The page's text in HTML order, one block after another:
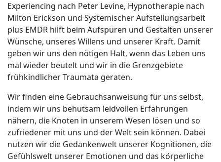
Experiencing nach Peter Levine, Hypnotherapie nach
Milton Erickson und Systemischer Aufstellungsarbeit
plus EMDR hilft beim Aufspüren und Gestalten unserer
Wünsche, unseres Willens und unserer Kraft. Damit
geben wir uns den nötigen Halt, wenn das Leben uns
mal wieder beutelt und wir in die Grenzgebiete
frühkindlicher Traumata geraten.
Wir finden eine Gebrauchsanweisung für uns selbst,
indem wir uns behutsam leidvollen Erfahrungen
nähern, die Knoten in unserem Wesen lösen und so
zufriedener mit uns und der Welt sein können. Dabei
nutzen wir die Gedankenwelt unserer Kognitionen, die
Gefühlswelt unserer Emotionen und das körperliche